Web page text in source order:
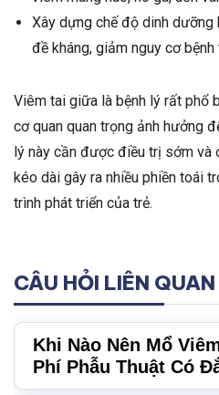
Xây dựng chế độ dinh
đề kháng, giảm nguy cơ bệnh
Viêm tai giữa là bệnh lý rất phổ
cơ quan quan trọng ảnh hưởng
lý này cần được điều trị sớm và
kéo dài gây ra nhiều phiền toái
trình phát triển của trẻ.
CÂU HỎI LIÊN QUAN
Khi Nào Nên Mổ
Phí Phẫu Thuật Có